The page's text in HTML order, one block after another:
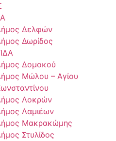
Δελφών
Δωρίδος
Δομοκού
Μώλου – Αγίου
Λοκρών
Λαμιέων
Μακρακώμης
Στυλίδος